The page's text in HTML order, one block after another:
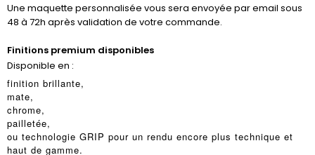
Une maquette personnalisée vous sera envoyée par email sous
48 à 72h après validation de votre commande.
Finitions premium disponibles
Disponible en :
finition brillante,
mate,
chrome,
pailletée,
ou technologie GRIP pour un rendu encore plus technique et
haut de gamme.